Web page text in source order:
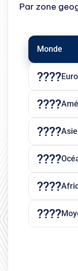
Par zone
Monde
Asie